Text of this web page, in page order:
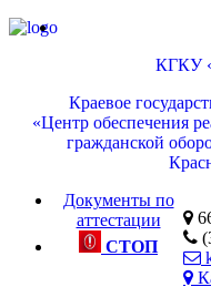
КГКУ
Краевое
«Центр обеспечения
гражданской
Документы по
аттестации
СТОП